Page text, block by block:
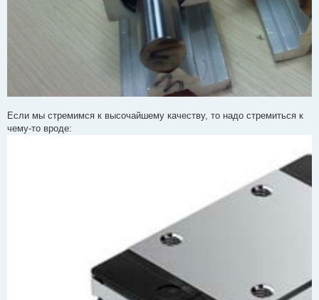
Если мы стремимся к высочайшему качеству, то надо стремиться к
чему-то вроде: